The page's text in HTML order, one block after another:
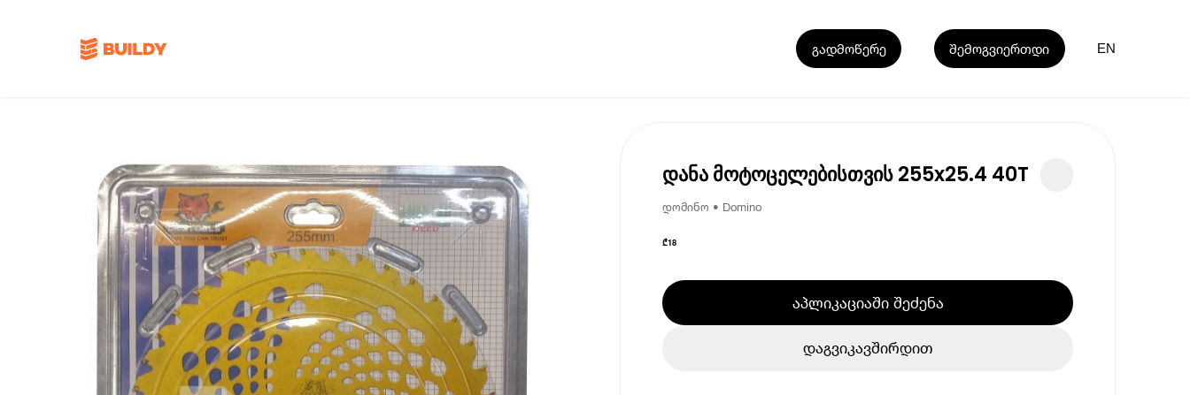
გადმოწერე შემოგვიერთდი EN
დანა მოტოცელებისთვის 255x25.4 40T
დომინო • Domino
₾18
აპლიკაციაში შეძენა
დაგვიკავშირდით